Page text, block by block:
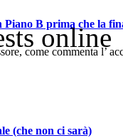
B prima che la
come commenta l’
(che non ci sarà)
online